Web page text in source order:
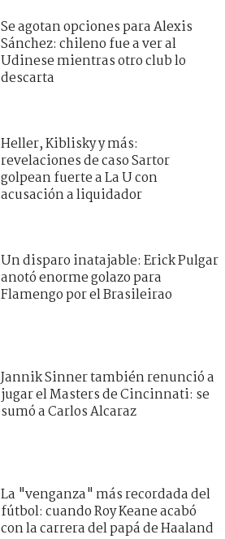
Se agotan opciones para Alexis
Sánchez: chileno fue a ver al
Udinese mientras otro club lo
descarta
Heller, Kiblisky y más:
revelaciones de caso Sartor
golpean fuerte a La U con
acusación a liquidador
Un disparo inatajable: Erick Pulgar
anotó enorme golazo para
Flamengo por el Brasileirao
Jannik Sinner también renunció a
jugar el Masters de Cincinnati: se
sumó a Carlos Alcaraz